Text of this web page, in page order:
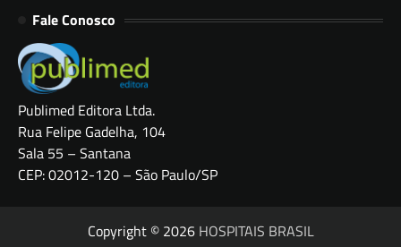
Fale Conosco
Publimed Editora Ltda.
Rua Felipe Gadelha, 104
Sala 55 – Santana
CEP: 02012-120 – São Paulo/SP
Copyright © 2026 HOSPITAIS BRASIL